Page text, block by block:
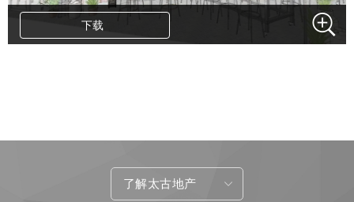
下载
了解太古地产